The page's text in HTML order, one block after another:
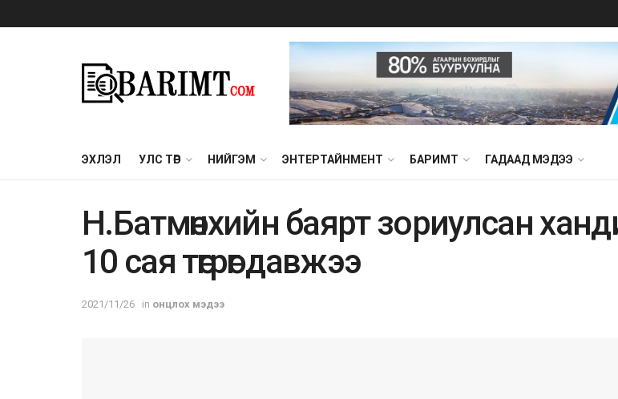
ЭХЛЭЛ УЛС ТӨР НИЙГЭМ ЭНТЕРТАЙНМЕНТ БАРИМТ ГАДААД МЭДЭЭ
Н.Батмөнхийн баярт зориулсан
10 сая төгрөг давжээ
2021/11/26 in онцлох мэдээ